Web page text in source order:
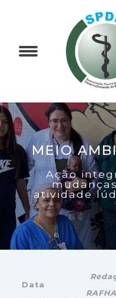
MEIO
Ação
atividade
Data